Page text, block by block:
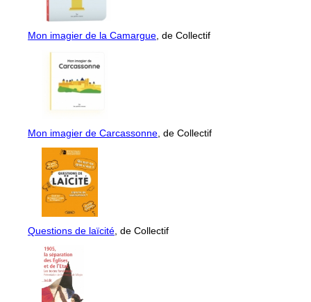
Mon imagier de la Camargue , de Collectif
Mon imagier de Carcassonne , de Collectif
Questions de laïcité , de Collectif